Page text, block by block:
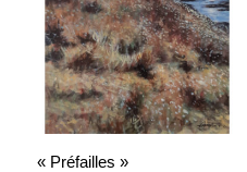
« Préfailles »